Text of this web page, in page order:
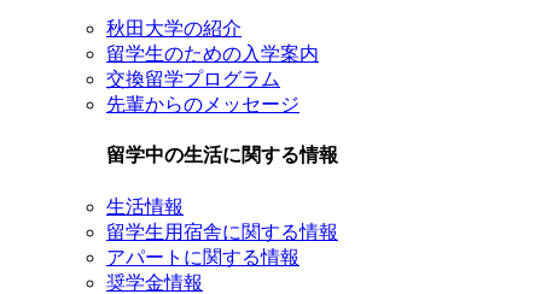
秋田大学の紹介
留学生のための入学案内
交換留学プログラム
先輩からのメッセージ
留学中の生活に関する情報
生活情報
留学生用宿舎に関する情報
アパートに関する情報
奨学金情報